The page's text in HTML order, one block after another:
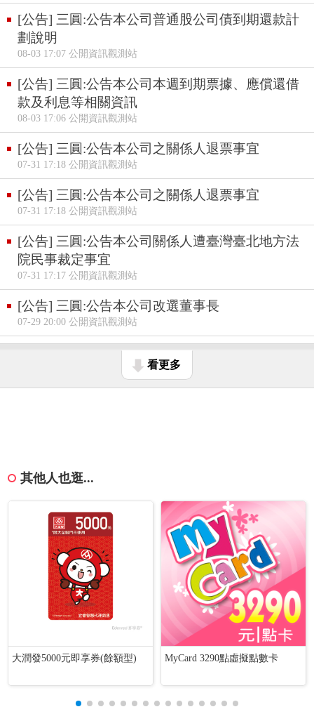
[公告] 三圓:公告本公司普通股公司債到期還款計
劃說明
08-03 17:07 公開資訊觀測站
[公告] 三圓:公告本公司本週到期票據、應償還借
款及利息等相關資訊
08-03 17:06 公開資訊觀測站
[公告] 三圓:公告本公司之關係人退票事宜
07-31 17:18 公開資訊觀測站
[公告] 三圓:公告本公司之關係人退票事宜
07-31 17:18 公開資訊觀測站
[公告] 三圓:公告本公司關係人遭臺灣臺北地方法
院民事裁定事宜
07-31 17:17 公開資訊觀測站
[公告] 三圓:公告本公司改選董事長
07-29 20:00 公開資訊觀測站
看更多
其他人也逛...
大潤發5000元即享券(餘額型) MyCard 3290點虛擬點數卡